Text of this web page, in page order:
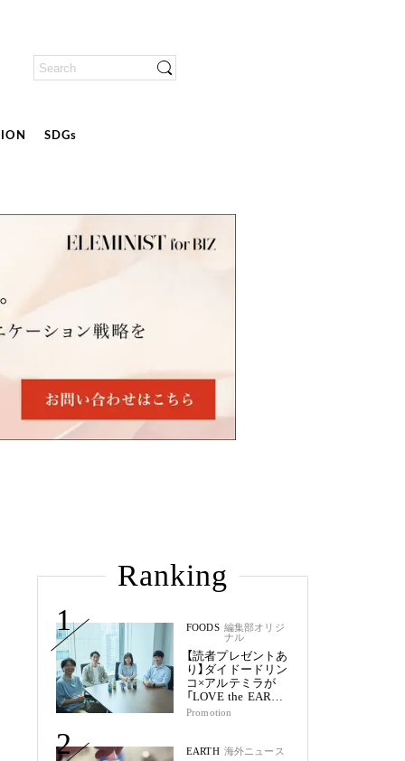
SDGs
Ranking
1
FOODS 編集部オリジ
ナル
【読者プレゼントあ
り】ダイドードリン
コ×アルテミラが
「LOVE the EARTH
シリーズ」で目指す
Promotion
2 EARTH 海外ニュース